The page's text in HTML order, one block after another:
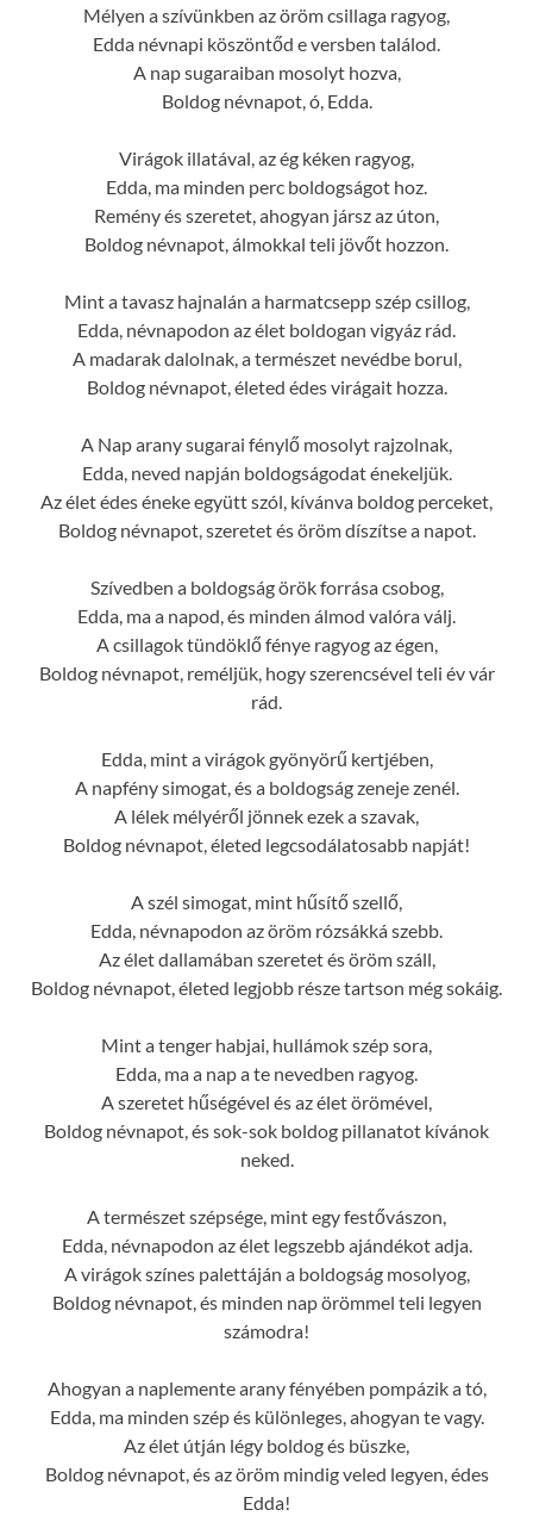
Mélyen a szívünkben az öröm csillaga ragyog,
Edda névnapi köszöntőd e versben találod.
A nap sugaraiban mosolyt hozva,
Boldog névnapot, ó, Edda.
Virágok illatával, az ég kéken ragyog,
Edda, ma minden perc boldogságot hoz.
Remény és szeretet, ahogyan jársz az úton,
Boldog névnapot, álmokkal teli jövőt hozzon.
Mint a tavasz hajnalán a harmatcsepp szép csillog,
Edda, névnapodon az élet boldogan vigyáz rád.
A madarak dalolnak, a természet nevédbe borul,
Boldog névnapot, életed édes virágait hozza.
A Nap arany sugarai fénylő mosolyt rajzolnak,
Edda, neved napján boldogságodat énekeljük.
Az élet édes éneke együtt szól, kívánva boldog perceket,
Boldog névnapot, szeretet és öröm díszítse a napot.
Szívedben a boldogság örök forrása csobog,
Edda, ma a napod, és minden álmod valóra válj.
A csillagok tündöklő fénye ragyog az égen,
Boldog névnapot, reméljük, hogy szerencsével teli év vár
rád.
Edda, mint a virágok gyönyörű kertjében,
A napfény simogat, és a boldogság zeneje zenél.
A lélek mélyéről jönnek ezek a szavak,
Boldog névnapot, életed legcsodálatosabb napját!
A szél simogat, mint hűsítő szellő,
Edda, névnapodon az öröm rózsákká szebb.
Az élet dallamában szeretet és öröm száll,
Boldog névnapot, életed legjobb része tartson még sokáig.
Mint a tenger habjai, hullámok szép sora,
Edda, ma a nap a te nevedben ragyog.
A szeretet hűségével és az élet örömével,
Boldog névnapot, és sok-sok boldog pillanatot kívánok
neked.
A természet szépsége, mint egy festővászon,
Edda, névnapodon az élet legszebb ajándékot adja.
A virágok színes palettáján a boldogság mosolyog,
Boldog névnapot, és minden nap örömmel teli legyen
számodra!
Ahogyan a naplemente arany fényében pompázik a tó,
Edda, ma minden szép és különleges, ahogyan te vagy.
Az élet útján légy boldog és büszke,
Boldog névnapot, és az öröm mindig veled legyen, édes
Edda!